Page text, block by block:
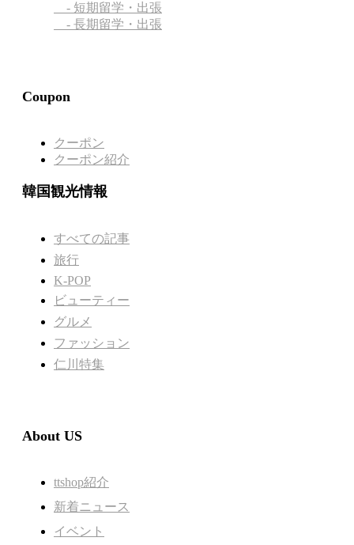
- 短期留学・出張
- 長期留学・出張
Coupon
クーポン
クーポン紹介
韓国観光情報
すべての記事
旅行
K-POP
ビューティー
グルメ
ファッション
仁川特集
About US
ttshop紹介
新着ニュース
イベント